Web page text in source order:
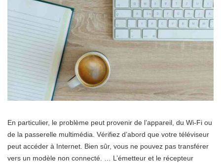
En particulier, le problème peut provenir de l’appareil, du Wi-Fi ou
de la passerelle multimédia. Vérifiez d’abord que votre téléviseur
peut accéder à Internet. Bien sûr, vous ne pouvez pas transférer
vers un modèle non connecté. … L’émetteur et le récepteur